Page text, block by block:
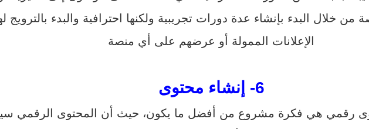
خلال البدء بإنشاء عدة دورات تجريبية ولكنها احترافية والبدء بالترويج
الإعلانات الممولة أو عرضهم على أي منصة
6- إنشاء محتوى
رقمي هي فكرة مشروع من أفضل ما يكون، حيث أن المحتوى الرقمي